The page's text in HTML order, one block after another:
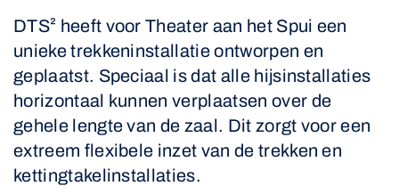
DTS² heeft voor Theater aan het Spui een
unieke trekkeninstallatie ontworpen en
geplaatst. Speciaal is dat alle hijsinstallaties
horizontaal kunnen verplaatsen over de
gehele lengte van de zaal. Dit zorgt voor een
extreem flexibele inzet van de trekken en
kettingtakelinstallaties.